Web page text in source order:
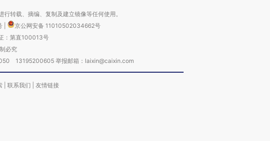
转载、摘编、复制及建立镜像等任何使用。
京公网安备 11010502034662号
：第直100013号
必究
13195200605 举报邮箱：laixin@caixin.com
联系我们 友情链接